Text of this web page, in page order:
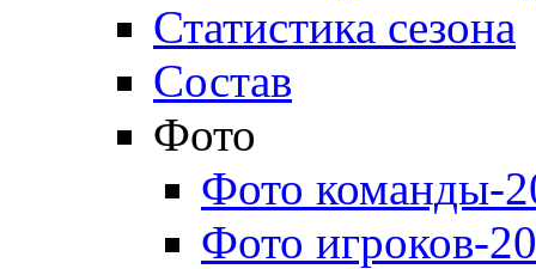
Статистика сезона
Состав
Фото
Фото команды-
Фото игроков-